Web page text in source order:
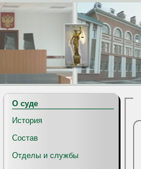
О суде
История
Состав
Отделы и службы